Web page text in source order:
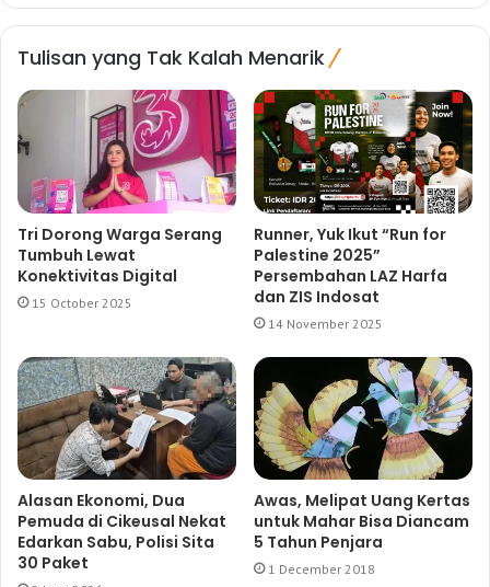
Tulisan yang Tak Kalah Menarik
Tri Dorong Warga Serang
Tumbuh Lewat
Konektivitas Digital
15 October 2025
Runner, Yuk Ikut “Run for
Palestine 2025”
Persembahan LAZ Harfa
dan ZIS Indosat
14 November 2025
Alasan Ekonomi, Dua
Pemuda di Cikeusal Nekat
Edarkan Sabu, Polisi Sita
30 Paket
Awas, Melipat Uang Kertas
untuk Mahar Bisa Diancam
5 Tahun Penjara
1 December 2018